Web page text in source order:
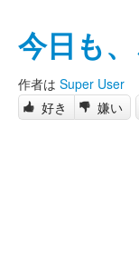
今日も
作者は Super User
好き
嫌い